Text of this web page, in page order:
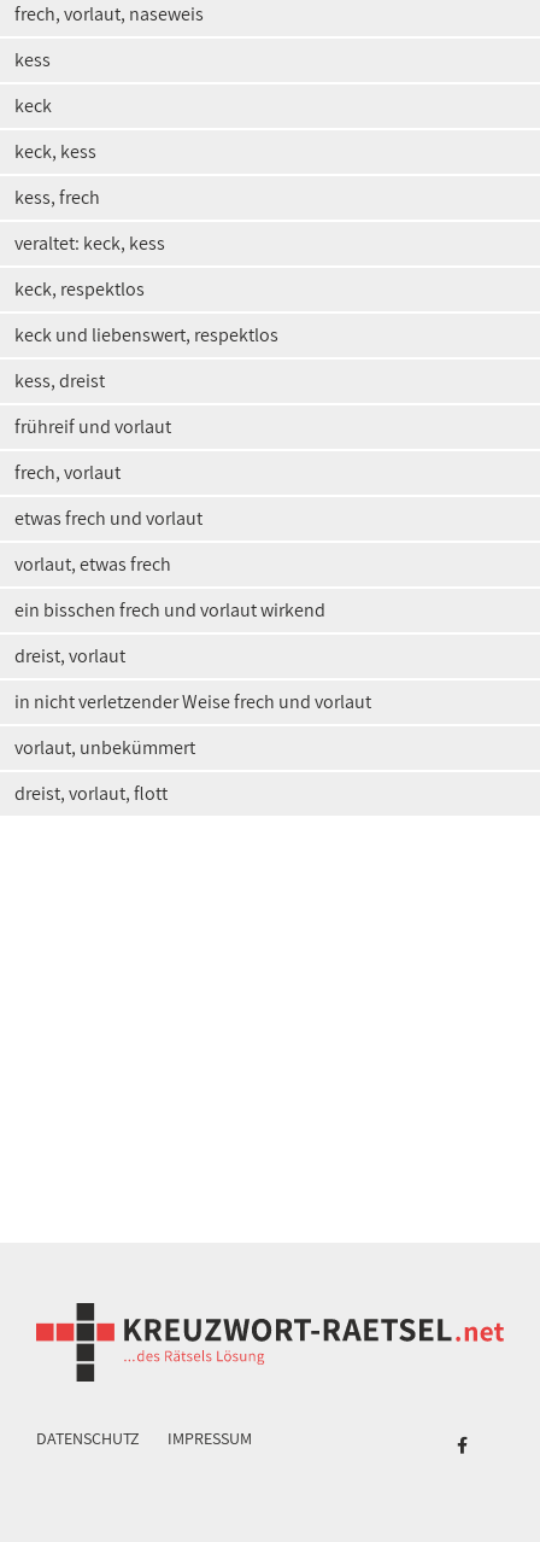
frech, vorlaut, naseweis
kess
keck
keck, kess
kess, frech
veraltet: keck, kess
keck, respektlos
keck und liebenswert, respektlos
kess, dreist
frühreif und vorlaut
frech, vorlaut
etwas frech und vorlaut
vorlaut, etwas frech
ein bisschen frech und vorlaut wirkend
dreist, vorlaut
in nicht verletzender Weise frech und vorlaut
vorlaut, unbekümmert
dreist, vorlaut, flott
DATENSCHUTZ IMPRESSUM